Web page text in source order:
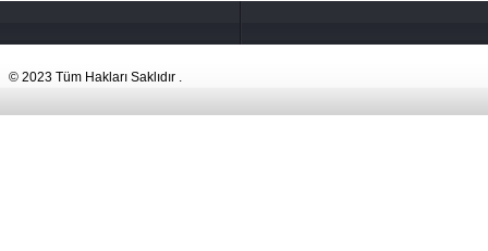
© 2023 Tüm Hakları Saklıdır .